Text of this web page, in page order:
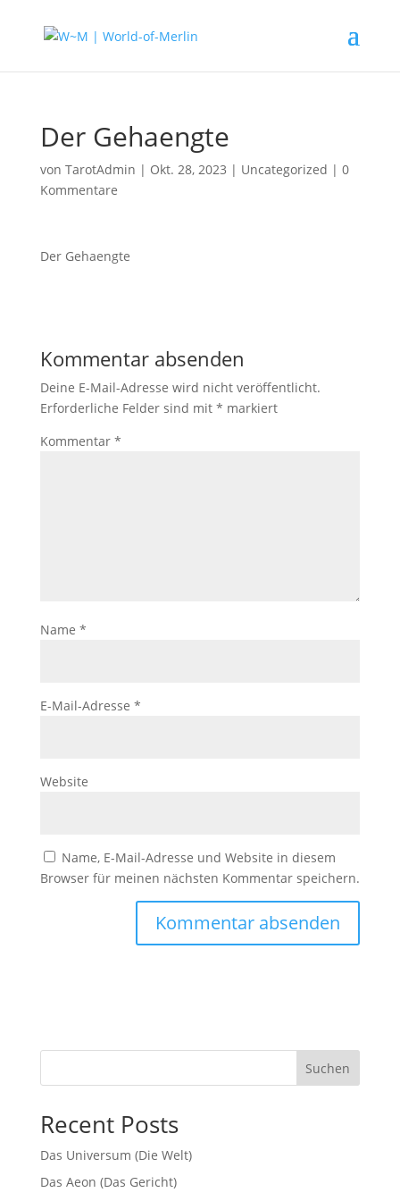
Der Gehaengte
von TarotAdmin | Okt. 28, 2023 | Uncategorized | 0
Kommentare
Der Gehaengte
Kommentar absenden
Deine E-Mail-Adresse wird nicht veröffentlicht.
Erforderliche Felder sind mit * markiert
Kommentar *
Name *
E-Mail-Adresse *
Website
Name, E-Mail-Adresse und Website in diesem
Browser für meinen nächsten Kommentar speichern.
Suchen
Recent Posts
Das Universum (Die Welt)
Das Aeon (Das Gericht)